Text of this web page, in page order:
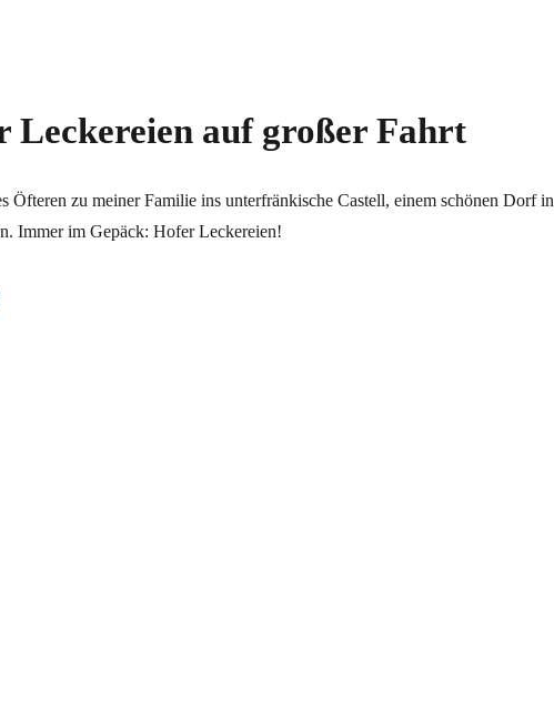
Leckereien auf großer Fahrt
Öfteren zu meiner Familie ins unterfränkische Castell, einem schönen Dorf in
Immer im Gepäck: Hofer Leckereien!
auf großer Fahrt“